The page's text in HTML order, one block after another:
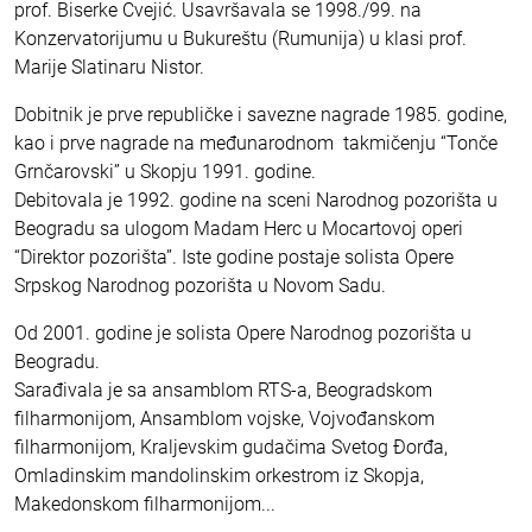
prof. Biserke Cvejić. Usavršavala se 1998./99. na
Konzervatorijumu u Bukureštu (Rumunija) u klasi prof.
Marije Slatinaru Nistor.
Dobitnik je prve republičke i savezne nagrade 1985. godine,
kao i prve nagrade na međunarodnom takmičenju “Tonče
Grnčarovski” u Skopju 1991. godine.
Debitovala je 1992. godine na sceni Narodnog pozorišta u
Beogradu sa ulogom Madam Herc u Mocartovoj operi
“Direktor pozorišta”. Iste godine postaje solista Opere
Srpskog Narodnog pozorišta u Novom Sadu.
Od 2001. godine je solista Opere Narodnog pozorišta u
Beogradu.
Sarađivala je sa ansamblom RTS-a, Beogradskom
filharmonijom, Ansamblom vojske, Vojvođanskom
filharmonijom, Kraljevskim gudačima Svetog Đorđa,
Omladinskim mandolinskim orkestrom iz Skopja,
Makedonskom filharmonijom...